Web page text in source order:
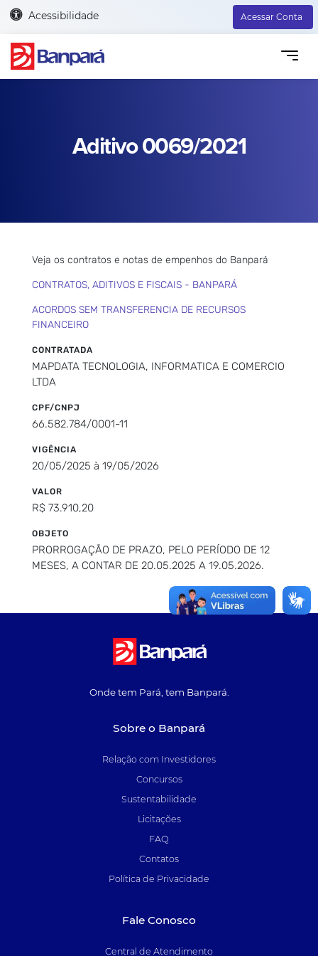
Acessibilidade Acessar Conta
Aditivo 0069/2021
Veja os contratos e notas de empenhos do Banpará
CONTRATOS, ADITIVOS E FISCAIS - BANPARÁ
ACORDOS SEM TRANSFERENCIA DE RECURSOS
FINANCEIRO
CONTRATADA
MAPDATA TECNOLOGIA, INFORMATICA E COMERCIO
LTDA
CPF/CNPJ
66.582.784/0001-11
VIGÊNCIA
20/05/2025 à 19/05/2026
VALOR
R$ 73.910,20
OBJETO
PRORROGAÇÃO DE PRAZO, PELO PERÍODO DE 12
MESES, A CONTAR DE 20.05.2025 A 19.05.2026.
Onde tem Pará, tem Banpará.
Sobre o Banpará
Relação com Investidores
Concursos
Sustentabilidade
Licitações
FAQ
Contatos
Política de Privacidade
Fale Conosco
Central de Atendimento